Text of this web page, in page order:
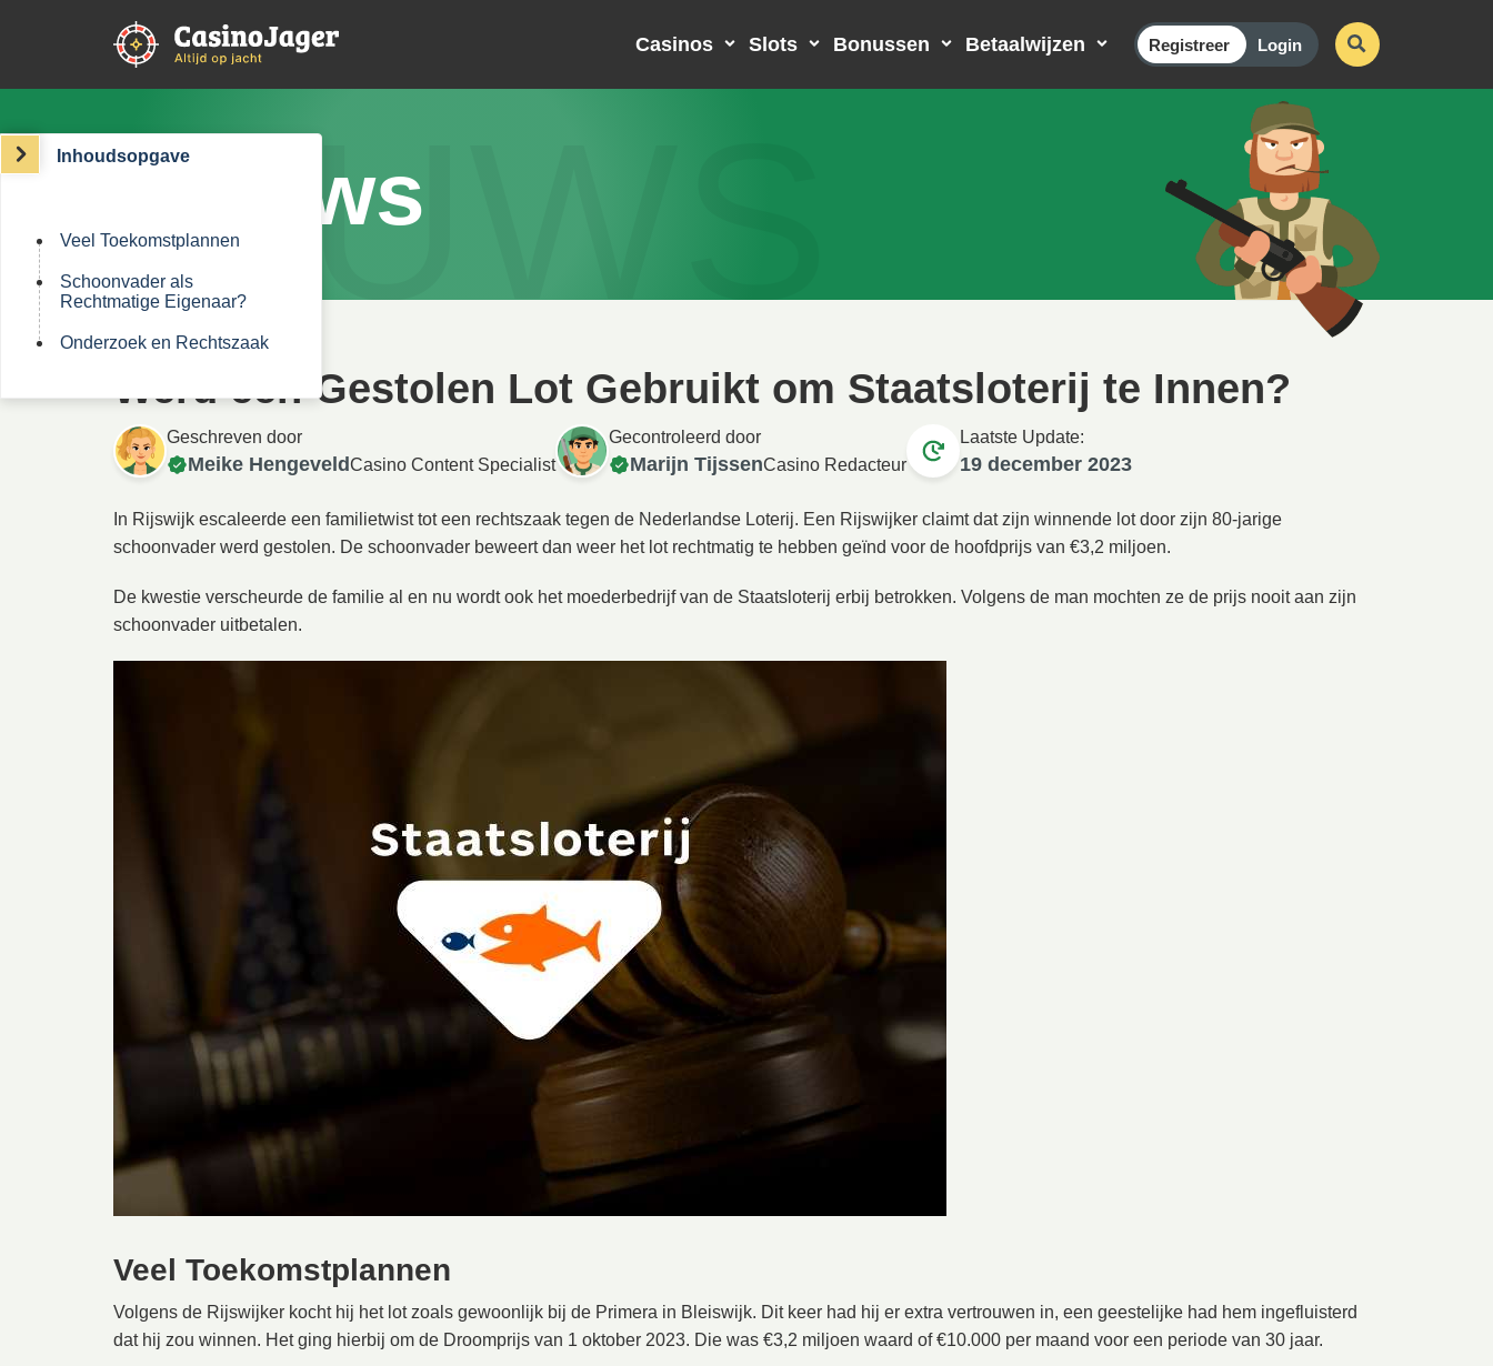
Casinos Slots Bonussen Betaalwijzen Registreer Login
Nieuws
Werd een Gestolen Lot Gebruikt om Staatsloterij te Innen?
Geschreven door
Meike HengeveldCasino Content Specialist
Gecontroleerd door
Marijn TijssenCasino Redacteur
Laatste Update:
19 december 2023
In Rijswijk escaleerde een familietwist tot een rechtszaak tegen de Nederlandse Loterij. Een Rijswijker claimt dat zijn winnende lot door zijn 80-jarige
schoonvader werd gestolen. De schoonvader beweert dan weer het lot rechtmatig te hebben geïnd voor de hoofdprijs van €3,2 miljoen.
De kwestie verscheurde de familie al en nu wordt ook het moederbedrijf van de Staatsloterij erbij betrokken. Volgens de man mochten ze de prijs nooit aan zijn
schoonvader uitbetalen.
Veel Toekomstplannen
Volgens de Rijswijker kocht hij het lot zoals gewoonlijk bij de Primera in Bleiswijk. Dit keer had hij er extra vertrouwen in, een geestelijke had hem ingefluisterd
dat hij zou winnen. Het ging hierbij om de Droomprijs van 1 oktober 2023. Die was €3,2 miljoen waard of €10.000 per maand voor een periode van 30 jaar.
Inhoudsopgave
Veel Toekomstplannen
Schoonvader als
Rechtmatige Eigenaar?
Onderzoek en Rechtszaak